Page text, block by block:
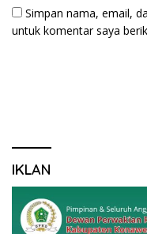
Simpan nama, email,
untuk komentar saya
IKLAN